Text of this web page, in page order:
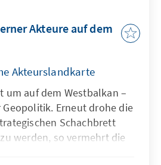
Akteure auf dem
Akteurslandkarte
um auf dem Westbalkan –
Geopolitik. Erneut drohe die
Schachbrett
werden, so vermehrt die